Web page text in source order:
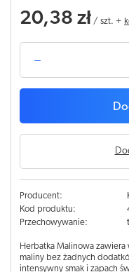
20,38 zł / szt. +
Producent:
Kod produktu:
Przechowywanie:
Herbatka Malinowa zawiera
maliny bez żadnych
intensywny smak i zapach